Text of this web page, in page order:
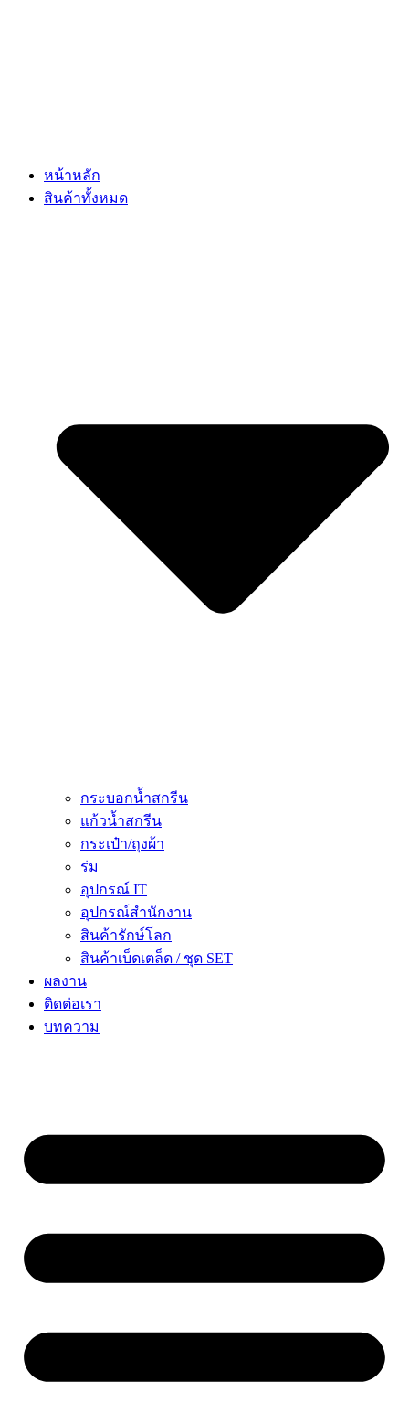
หน้าหลัก
สินค้าทั้งหมด
กระบอกน้ำสกรีน
แก้วน้ำสกรีน
กระเป๋า/ถุงผ้า
ร่ม
อุปกรณ์ IT
อุปกรณ์สำนักงาน
สินค้ารักษ์โลก
สินค้าเบ็ดเตล็ด / ชุด SET
ผลงาน
ติดต่อเรา
บทความ